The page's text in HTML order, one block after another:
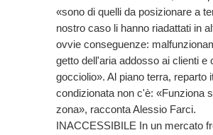
«sono di quelli da posizionare a
nostro caso li hanno riadattati in
ovvie conseguenze:
getto dell'aria addosso ai clienti e
gocciolio». Al piano terra, reparto
condizionata non c'è: «Funziona
zona», racconta Alessio Farci.
INACCESSIBILE In un mercato